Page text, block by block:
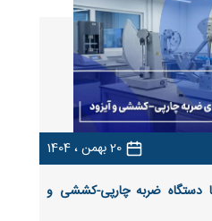
20 بهمن ، 1404
ضربه چارپی-کششی و